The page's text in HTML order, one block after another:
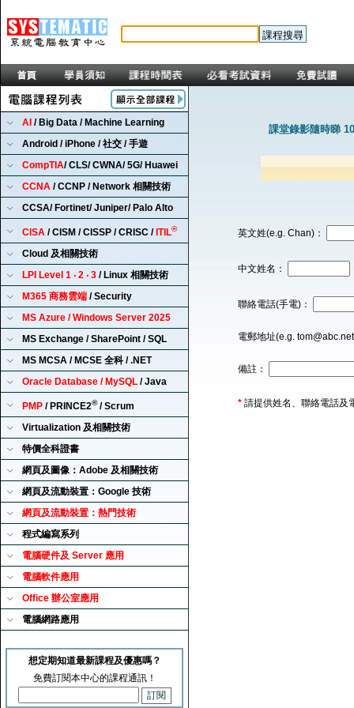
AI / Big Data / Machine Learning
Android / iPhone / 社交 / 手遊
CompTIA/ CLS/ CWNA/ 5G/ Huawei
CCNA / CCNP / Network 相關技術
CCSA/ Fortinet/ Juniper/ Palo Alto
CISA / CISM / CISSP / CRISC / ITIL®
Cloud 及相關技術
LPI Level 1 ‧ 2 ‧ 3 / Linux 相關技術
M365 商務雲端 / Security
MS Azure / Windows Server 2025
MS Exchange / SharePoint / SQL
MS MCSA / MCSE 全科 / .NET
Oracle Database / MySQL / Java
PMP / PRINCE2®/ Scrum
Virtualization 及相關技術
特價全科證書
網頁及圖像：Adobe 及相關技術
網頁及流動裝置：Google 技術
網頁及流動裝置：熱門技術
程式編寫系列
電腦硬件及 Server 應用
電腦軟件應用
Office 辦公室應用
電腦網路應用
想定期知道最新課程及優惠嗎？
免費訂閱本中心的課程通訊！
課堂錄影隨時睇
英文姓(e.g. Chan)：
中文姓名：
聯絡電話(手電)：
電郵地址(e.g.
備註：
* 請提供姓名、聯絡電話及